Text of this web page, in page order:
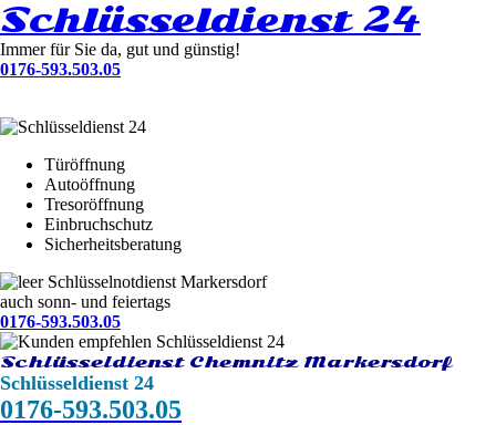
Schlüsseldienst 24
Immer für Sie da, gut und günstig!
0176-593.503.05
Türöffnung
Autoöffnung
Tresoröffnung
Einbruchschutz
Sicherheitsberatung
Schlüsselnotdienst Markersdorf
auch sonn- und feiertags
0176-593.503.05
Schlüsseldienst Chemnitz Markersdorf
Schlüsseldienst 24
0176-593.503.05